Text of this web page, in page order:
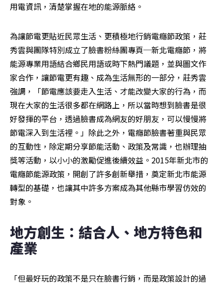
用電資訊，清楚掌握在地的能源脈絡。
為讓節電更貼近民眾生活、更積極地行銷電癮節政策，莊
秀雲與團隊特別成立了臉書粉絲團專頁─新北電癮節，將
能源專業用語結合鄉民用語或時下熱門議題，並與圖文作
家合作，讓節電更有趣、成為生活無形的一部分，莊秀雲
強調，「節電應該要走入生活、才能改變大家的行為，而
現在大家的生活很多都在網路上，所以當時想到臉書是很
好發揮的平台，透過臉書成為網友的好朋友，可以慢慢將
節電深入到生活裡。」除此之外，電癮節臉書著重與民眾
的互動性，除定期分享節能活動、政策及常識，也辦理抽
獎等活動，以小小的激勵促進後續效益。2015年新北市的
電癮節能源政策，開創了許多創新舉措，奠定新北市能源
轉型的基礎，也讓其中許多方案成為其他縣市學習仿效的
對象。
地方創生：結合人、地方特色和
產業
「但最好玩的政策不是只在臉書行銷，而是政策設計的過